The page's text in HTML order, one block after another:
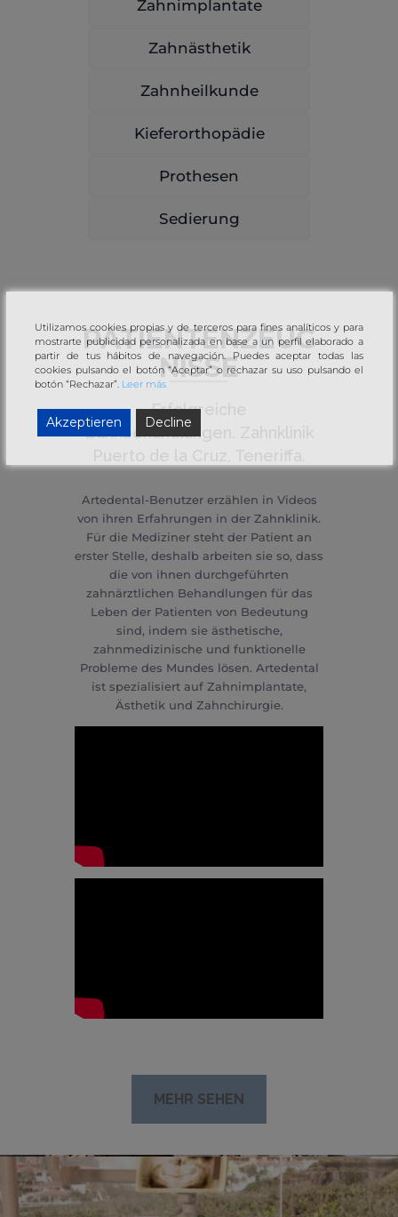
Zahnimplantate
Zahnästhetik
Zahnheilkunde
Kieferorthopädie
Prothesen
Sedierung
PATIENTENZEUG
NISSE
Erfolgreiche
Zahnbehandlungen. Zahnklinik
Puerto de la Cruz, Teneriffa.
Artedental-Benutzer erzählen in Videos
von ihren Erfahrungen in der Zahnklinik.
Für die Mediziner steht der Patient an
erster Stelle, deshalb arbeiten sie so, dass
die von ihnen durchgeführten
zahnärztlichen Behandlungen für das
Leben der Patienten von Bedeutung
sind, indem sie ästhetische,
zahnmedizinische und funktionelle
Probleme des Mundes lösen. Artedental
ist spezialisiert auf Zahnimplantate,
Ästhetik und Zahnchirurgie.
MEHR SEHEN
Utilizamos cookies propias y de terceros para fines analíticos y para
mostrarte publicidad personalizada en base a un perfil elaborado a
partir de tus hábitos de navegación. Puedes aceptar todas las
cookies pulsando el botón “Aceptar” o rechazar su uso pulsando el
botón “Rechazar”. Leer más
Akzeptieren Decline